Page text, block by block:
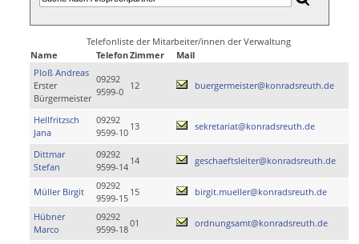
Telefonliste der Mitarbeiter/innen der Verwaltung
Name
TelefonZimmer
Mail
Ploß Andreas
Erster
Bürgermeister
09292
9599-0
12 buergermeister@konradsreuth.de
Hellfritzsch
Jana
09292
9599-10
13 sekretariat@konradsreuth.de
Dittmar
Stefan
09292
9599-14
14 geschaeftsleiter@konradsreuth.de
Müller Birgit
09292
9599-15
15 birgit.mueller@konradsreuth.de
Hübner
Marco
09292
9599-18
01 ordnungsamt@konradsreuth.de